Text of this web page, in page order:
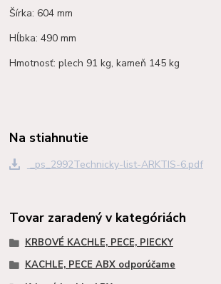
Šírka: 604 mm
Hĺbka: 490 mm
Hmotnosť: plech 91 kg, kameň 145 kg
Na stiahnutie
_ps_2992Technicky-list-ARKTIS-6.pdf
Tovar zaradený v kategóriách
KRBOVÉ KACHLE, PECE, PIECKY
KACHLE, PECE ABX odporúčame